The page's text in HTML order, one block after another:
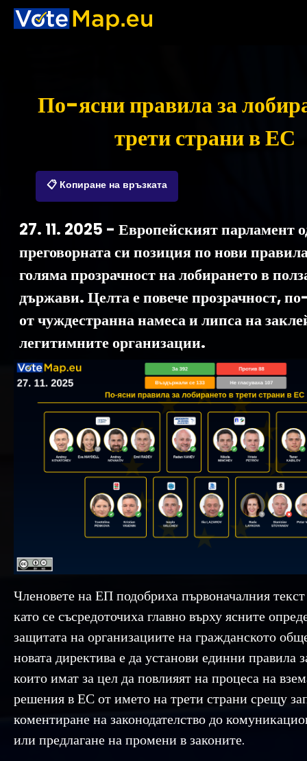
По-ясни правила за
трети страни в ЕС
📋 Копиране на връзката
27. 11. 2025 - Европейският парламент
преговорната си позиция по нови
голяма прозрачност на лобирането в
държави. Целта е повече прозрачност,
от чуждестранна намеса и липса на
легитимните организации.
Членовете на ЕП подобриха първоначалния
като се съсредоточиха главно върху ясните
защитата на организациите на гражданското
новата директива е да установи единни правила
които имат за цел да повлияят на процеса на
решения в ЕС от името на трети страни срещу
коментиране на законодателство до
или предлагане на промени в законите.